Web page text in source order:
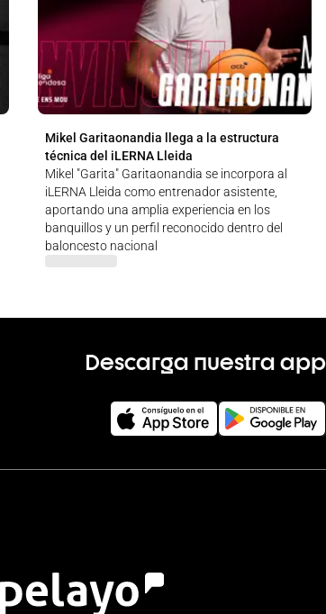
Mikel Garitaonandia llega a la estructura
técnica del iLERNA Lleida
Mikel "Garita" Garitaonandia se incorpora al
iLERNA Lleida como entrenador asistente,
aportando una amplia experiencia en los
banquillos y un perfil reconocido dentro del
baloncesto nacional
Descarga nuestra app